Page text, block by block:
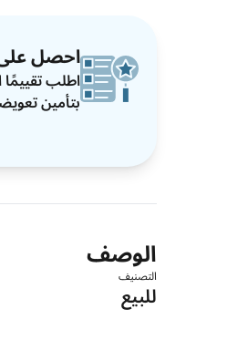
احصل على
اطلب تقييمًا
بتأمين
الوصف
التصنيف
للبيع